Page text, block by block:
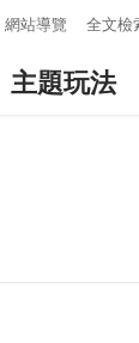
網站導覽 全文檢
主題玩法